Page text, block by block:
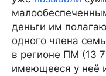
деньги им
одного члена
в регионе ПМ (13
имеющееся у неё